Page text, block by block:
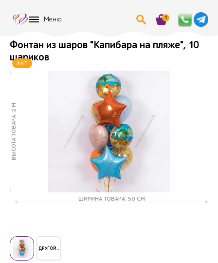
Меню 1
Фонтан из шаров "Капибара на пляже", 10
шариков
ХИТ
ВЫСОТА ТОВАРА: 2 М
ШИРИНА ТОВАРА: 50 СМ
ДРУГОЙ..